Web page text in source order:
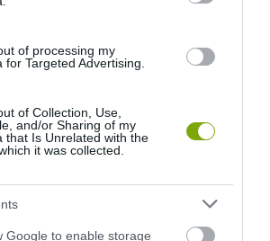
of processing my
for Targeted Advertising.
of Collection, Use,
and/or Sharing of my
that Is Unrelated with the
it was collected.
Google to enable storage